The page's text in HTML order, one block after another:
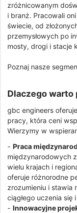
zróżnicowanym
i branż. Pracowali
świecie, od
przemysłowych po
mosty, drogi i stacje
Poznaj nasze
Dlaczego warto
gbc engineers
pracy, która ceni
Wierzymy w
- Praca
międzynarodowych
wielu krajach i
oferuje różnorodne
zrozumieniu i stawia
ciągłego uczenia się
- Innowacyjne